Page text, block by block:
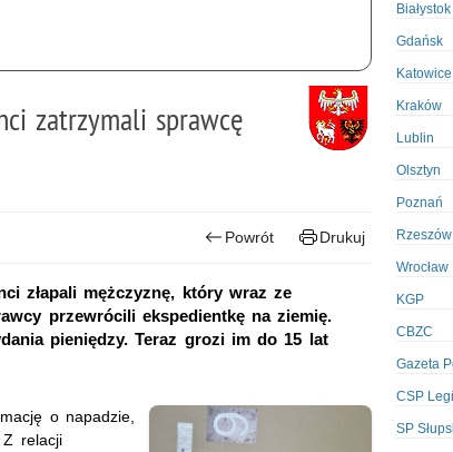
zatrzymali sprawcę
Powrót Drukuj
złapali mężczyznę, który wraz ze
przewrócili ekspedientkę na ziemię.
pieniędzy. Teraz grozi im do 15 lat
o napadzie,
relacji
Białystok
Gdańsk
Katowice
Kraków
Lublin
Olsztyn
Poznań
Rzeszów
Wrocław
KGP
CBZC
Gazeta
CSP
SP